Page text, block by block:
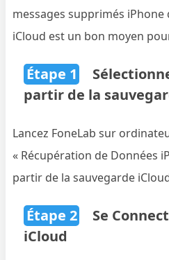
messages supprimés
iCloud est un bon moyen
Étape 1
partir de la
Lancez FoneLab sur
« Récupération de Données
partir de la sauvegarde
Étape 2
Se
iCloud